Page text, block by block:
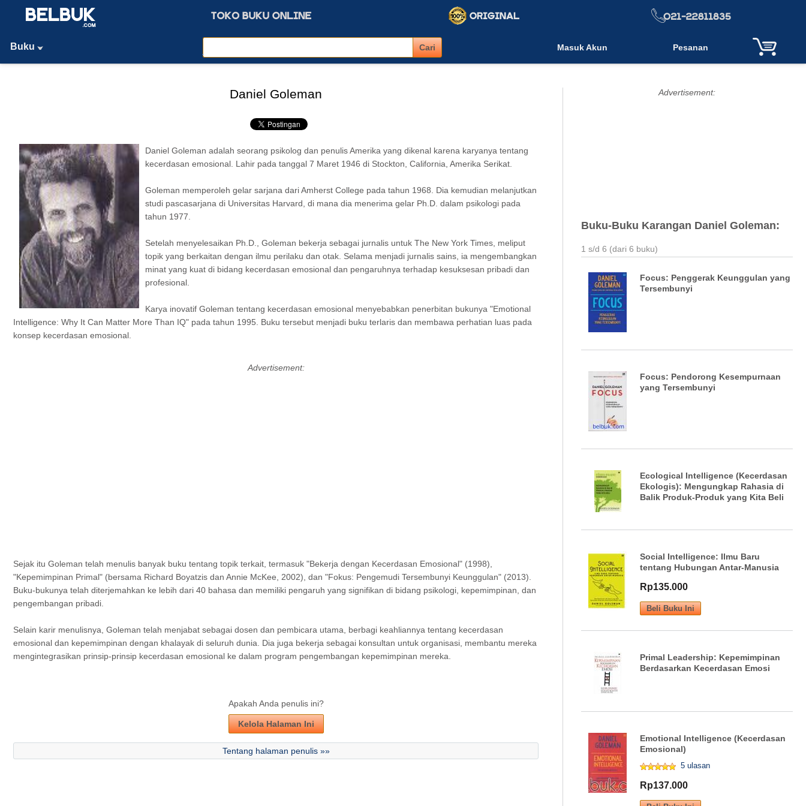
Buku Masuk Akun Pesanan
Daniel Goleman
Daniel Goleman adalah seorang psikolog dan penulis Amerika yang dikenal karena karyanya tentang
kecerdasan emosional. Lahir pada tanggal 7 Maret 1946 di Stockton, California, Amerika Serikat.
Goleman memperoleh gelar sarjana dari Amherst College pada tahun 1968. Dia kemudian melanjutkan
studi pascasarjana di Universitas Harvard, di mana dia menerima gelar Ph.D. dalam psikologi pada
tahun 1977.
Setelah menyelesaikan Ph.D., Goleman bekerja sebagai jurnalis untuk The New York Times, meliput
topik yang berkaitan dengan ilmu perilaku dan otak. Selama menjadi jurnalis sains, ia mengembangkan
minat yang kuat di bidang kecerdasan emosional dan pengaruhnya terhadap kesuksesan pribadi dan
profesional.
Karya inovatif Goleman tentang kecerdasan emosional menyebabkan penerbitan bukunya "Emotional
Intelligence: Why It Can Matter More Than IQ" pada tahun 1995. Buku tersebut menjadi buku terlaris dan membawa perhatian luas pada
konsep kecerdasan emosional.
Advertisement:
Sejak itu Goleman telah menulis banyak buku tentang topik terkait, termasuk "Bekerja dengan Kecerdasan Emosional" (1998),
"Kepemimpinan Primal" (bersama Richard Boyatzis dan Annie McKee, 2002), dan "Fokus: Pengemudi Tersembunyi Keunggulan" (2013).
Buku-bukunya telah diterjemahkan ke lebih dari 40 bahasa dan memiliki pengaruh yang signifikan di bidang psikologi, kepemimpinan, dan
pengembangan pribadi.
Selain karir menulisnya, Goleman telah menjabat sebagai dosen dan pembicara utama, berbagi keahliannya tentang kecerdasan
emosional dan kepemimpinan dengan khalayak di seluruh dunia. Dia juga bekerja sebagai konsultan untuk organisasi, membantu mereka
mengintegrasikan prinsip-prinsip kecerdasan emosional ke dalam program pengembangan kepemimpinan mereka.
Apakah Anda penulis ini?
Kelola Halaman Ini
Tentang halaman penulis »»
Advertisement:
Buku-Buku Karangan Daniel Goleman:
1 s/d 6 (dari 6 buku)
Focus: Penggerak Keunggulan yang
Tersembunyi
Focus: Pendorong Kesempurnaan
yang Tersembunyi
Ecological Intelligence (Kecerdasan
Ekologis): Mengungkap Rahasia di
Balik Produk-Produk yang Kita Beli
Social Intelligence: Ilmu Baru
tentang Hubungan Antar-Manusia
Rp135.000
Primal Leadership: Kepemimpinan
Berdasarkan Kecerdasan Emosi
Emotional Intelligence (Kecerdasan
Emosional)
5 ulasan
Rp137.000